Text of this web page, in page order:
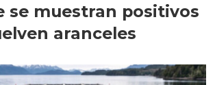
se muestran positivos
aranceles